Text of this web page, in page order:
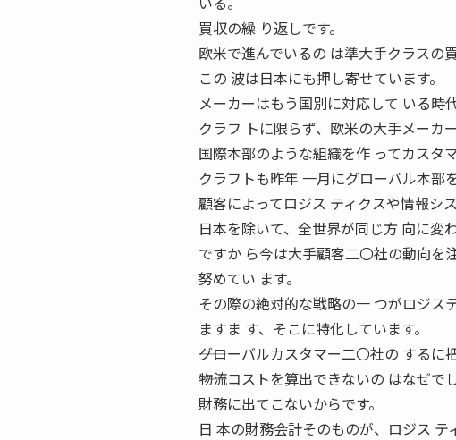
買収の繰 り返しです。
欧米で進んでいるの は準大手クラスの
この 波は日本にも押し寄せています。
メーカーはもう国別に対応して いる時
クラフ トに限らず、欧米の大手メーカ
国際本部のような組織を作 ってカスタ
クラフトも昨年 一月にグローバル本部
顧客によってロジス ティクスや情報シ
日本を除いて、全世界が同じ方 向に変
ですか ら今は大手顧客二〇社の動向を
努めてい ます。
その際の絶対的な戦略の一 つがロジス
ますま す、そこに特化しています。
――グローバルカスタマー二〇社の するに
――物流コストを算出できないの はなぜで
財務に出てこないからです。
日 本の財務会計そのものが、ロジス テ